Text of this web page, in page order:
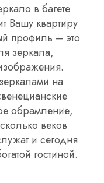
в багете
Вашу квартиру
профиль – это
зеркала,
на
обрамление,
веков
и сегодня
гостиной.